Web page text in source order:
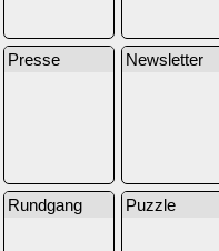
Presse Newsletter
Rundgang Puzzle